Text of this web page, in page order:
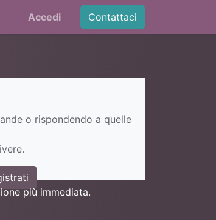
Accedi Contattaci
o rispondendo a quelle
più immediata.